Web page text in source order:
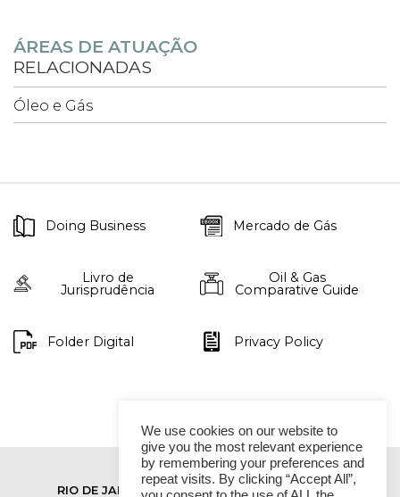
ÁREAS DE ATUAÇÃO
RELACIONADAS
Óleo e Gás
Doing Business Mercado de Gás
Livro de
Jurisprudência
Oil & Gas
Comparative Guide
Folder Digital Privacy Policy
RIO DE JANEIRO SÃO PAULO
We use cookies on our website to
give you the most relevant experience
by remembering your preferences and
repeat visits. By clicking “Accept All”,